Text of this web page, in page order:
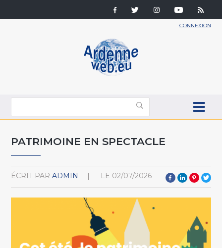
CONNEXION
PATRIMOINE EN SPECTACLE
ÉCRIT PAR ADMIN LE 02/07/2026